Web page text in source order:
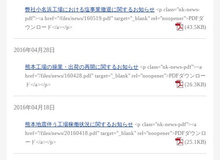
弊社小名浜工場における塩事業撤退に関するお知らせ <p class="nk-news-
pdf"><a href="/files/news/160519.pdf" target="_blank" rel="noopener">PDFダ
ウンロード</a></p>
(43.5KB)
2016年04月28日
熊本工場の操業・出荷の再開に関するお知らせ <p class="nk-news-pdf"><a
href="/files/news/160428.pdf" target="_blank" rel="noopener">PDFダウンロー
ド</a></p>
(26.3KB)
2016年04月18日
熊本地震伴う工場稼働状況に関するお知らせ <p class="nk-news-pdf"><a
href="/files/news/20160418.pdf" target="_blank" rel="noopener">PDFダウンロ
ード</a></p>
(25.1KB)